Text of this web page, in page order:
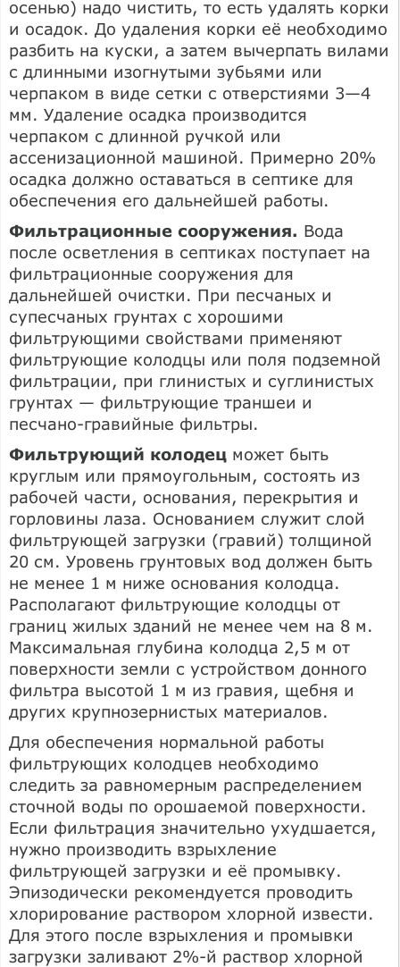
осенью) надо чистить, то есть удалять корки
и осадок. До удаления корки её необходимо
разбить на куски, а затем вычерпать вилами
с длинными изогнутыми зубьями или
черпаком в виде сетки с отверстиями 3—4
мм. Удаление осадка производится
черпаком с длинной ручкой или
ассенизационной машиной. Примерно 20%
осадка должно оставаться в септике для
обеспечения его дальнейшей работы.
Фильтрационные сооружения. Вода
после осветления в септиках поступает на
фильтрационные сооружения для
дальнейшей очистки. При песчаных и
супесчаных грунтах с хорошими
фильтрующими свойствами применяют
фильтрующие колодцы или поля подземной
фильтрации, при глинистых и суглинистых
грунтах — фильтрующие траншеи и
песчано-гравийные фильтры.
Фильтрующий колодец может быть
круглым или прямоугольным, состоять из
рабочей части, основания, перекрытия и
горловины лаза. Основанием служит слой
фильтрующей загрузки (гравий) толщиной
20 см. Уровень грунтовых вод должен быть
не менее 1 м ниже основания колодца.
Располагают фильтрующие колодцы от
границ жилых зданий не менее чем на 8 м.
Максимальная глубина колодца 2,5 м от
поверхности земли с устройством донного
фильтра высотой 1 м из гравия, щебня и
других крупнозернистых материалов.
Для обеспечения нормальной работы
фильтрующих колодцев необходимо
следить за равномерным распределением
сточной воды по орошаемой поверхности.
Если фильтрация значительно ухудшается,
нужно производить взрыхление
фильтрующей загрузки и её промывку.
Эпизодически рекомендуется проводить
хлорирование раствором хлорной извести.
Для этого после взрыхления и промывки
загрузки заливают 2%-й раствор хлорной